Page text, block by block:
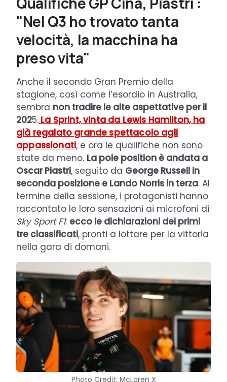
"Nel Q3 ho trovato tanta
velocità, la macchina ha
preso vita"
Anche il secondo Gran Premio della
stagione, così come l’esordio in Australia,
sembra non tradire le alte aspettative per il
2025. La Sprint, vinta da Lewis Hamilton, ha
già regalato grande spettacolo agli
appassionati, e ora le qualifiche non sono
state da meno. La pole position è andata a
Oscar Piastri, seguito da George Russell in
seconda posizione e Lando Norris in terza. Al
termine della sessione, i protagonisti hanno
raccontato le loro sensazioni ai microfoni di
Sky Sport F1: ecco le dichiarazioni dei primi
tre classificati, pronti a lottare per la vittoria
nella gara di domani.
Photo Credit: McLaren X